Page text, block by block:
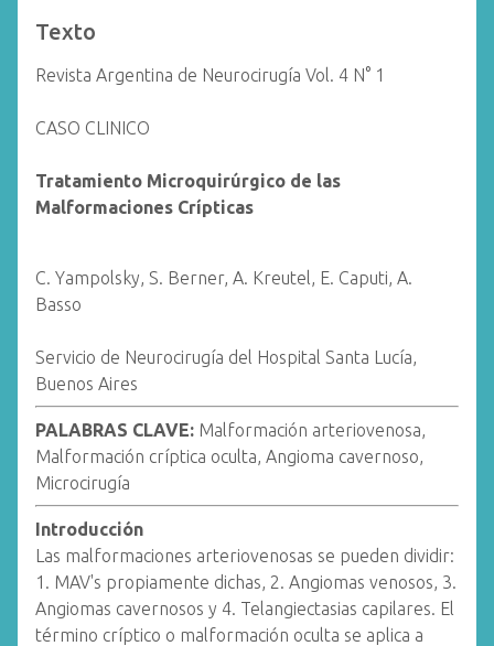
Texto
Revista Argentina de Neurocirugía Vol. 4 N° 1
CASO CLINICO
Tratamiento Microquirúrgico de las
Malformaciones Crípticas
C. Yampolsky, S. Berner, A. Kreutel, E. Caputi, A.
Basso
Servicio de Neurocirugía del Hospital Santa Lucía,
Buenos Aires
PALABRAS CLAVE: Malformación arteriovenosa,
Malformación críptica oculta, Angioma cavernoso,
Microcirugía
Introducción
Las malformaciones arteriovenosas se pueden dividir:
1. MAV's propiamente dichas, 2. Angiomas venosos, 3.
Angiomas cavernosos y 4. Telangiectasias capilares. El
término críptico o malformación oculta se aplica a